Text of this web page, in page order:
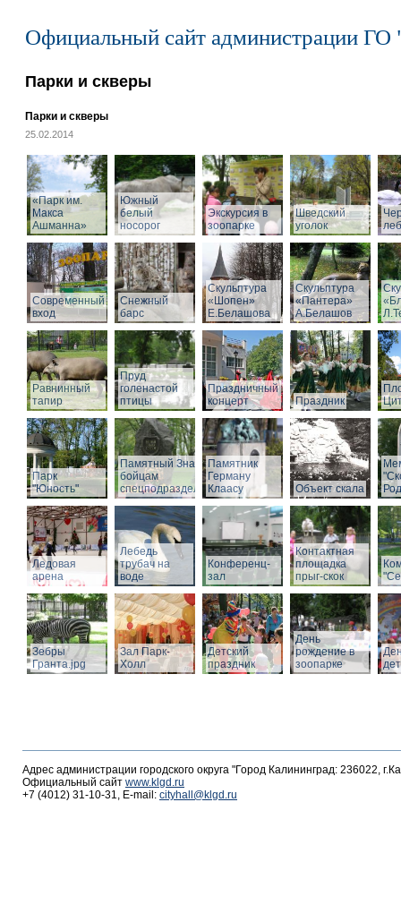
Официальный сайт администрации ГО
Парки и скверы
Парки и скверы
25.02.2014
«Парк им.
Макса
Ашманна»
Южный
белый
носорог
Экскурсия в
зоопарке
Шведский
уголок
Современный
вход
Снежный
барс
Скульптура
«Шопен»
Е.Белашова
Скульптура
«Пантера»
А.Белашов
Равнинный
тапир
Пруд
голенастой
птицы
Праздничный
концерт
Праздник
Парк
"Юность"
Памятный Знак
бойцам
спецподразделений
Памятник
Герману
Клаасу
Объект скала
Ледовая
арена
Лебедь
трубач на
воде
Конференц-
зал
Контактная
площадка
прыг-скок
Зебры
Гранта.jpg
Зал Парк-
Холл
Детский
праздник
День
рождение в
зоопарке
Адрес администрации городского округа "Город Калининград: 236022,
Официальный сайт www.klgd.ru
+7 (4012) 31-10-31, E-mail: cityhall@klgd.ru